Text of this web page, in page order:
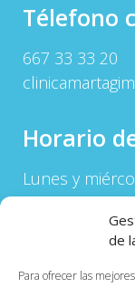
de
Para ofrecer las
Télefono
667 33 33 20
Horario
Lunes y
Martes y
Horario de
Lunes a